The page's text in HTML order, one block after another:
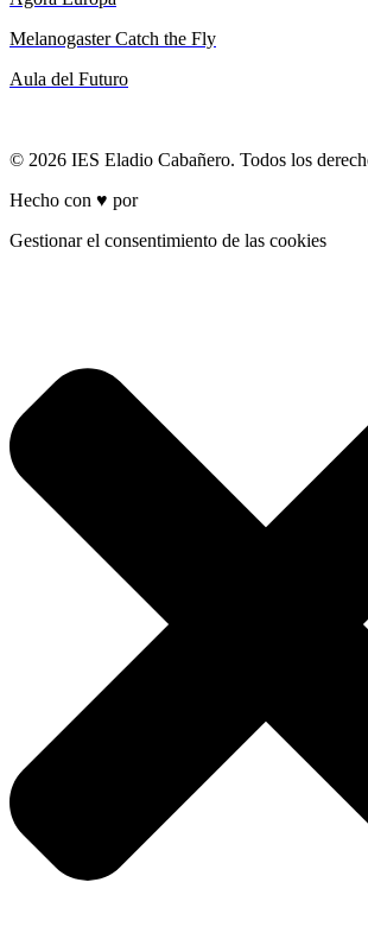
Melanogaster Catch the Fly
Aula del Futuro
© 2026 IES Eladio Cabañero. Todos los
Hecho con ♥ por
Gestionar el consentimiento de las cookies